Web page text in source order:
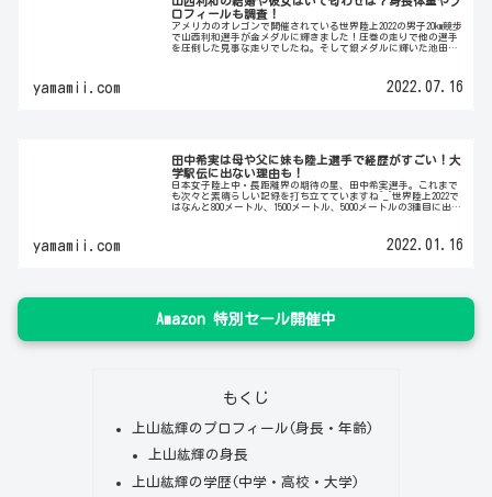
ロフィールも調査！
アメリカのオレゴンで開催されている世界陸上2022の男子20km競歩
で山西利和選手が金メダルに輝きました！圧巻の走りで他の選手
を圧倒した見事な走りでしたね。そして銀メダルに輝いた池田向
yamamii.com 2022.07.16
田中希実は母や父に妹も陸上選手で経歴がすごい！大
学駅伝に出ない理由も！
日本女子陸上中・長距離界の期待の星、田中希実選手。これまで
も次々と素晴らしい記録を打ち立てていますね^_^世界陸上2022で
はなんと800メートル、1500メートル、5000メートルの3種目に出場
yamamii.com 2022.01.16
Amazon 特別セール開催中
もくじ
上山紘輝のプロフィール(身長・年齢)
上山紘輝の身長
上山紘輝の学歴(中学・高校・大学)